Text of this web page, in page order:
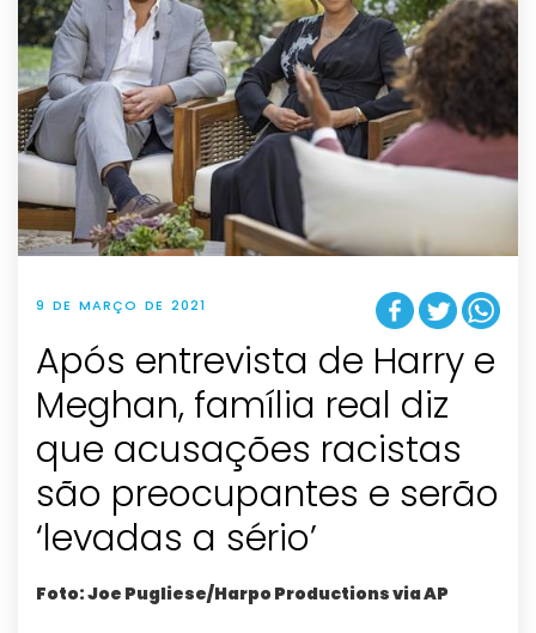
9 DE MARÇO DE 2021
Após entrevista de Harry e
Meghan, família real diz
que acusações racistas
são preocupantes e serão
‘levadas a sério’
Foto: Joe Pugliese/Harpo Productions via AP